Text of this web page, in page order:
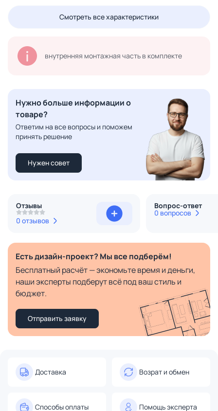
Смотреть все характеристики
внутренняя монтажная часть в комплекте
Нужно больше информации о
товаре?
Ответим на все вопросы и поможем
принять решение
Нужен совет
Отзывы
0 отзывов
Вопрос-ответ
0 вопросов
Есть дизайн-проект? Мы все подберём!
Бесплатный расчёт — экономьте время и деньги,
наши эксперты подберут всё под ваш стиль и
бюджет.
Отправить заявку
Доставка Возрат и обмен
Способы оплаты Помощь эксперта